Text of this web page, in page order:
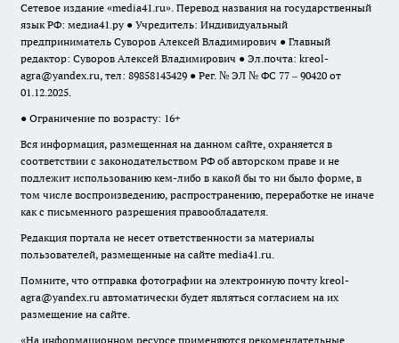
Сетевое издание «media41.ru». Перевод названия на государственный
язык РФ: медиа41.ру ● Учредитель: Индивидуальный
предприниматель Суворов Алексей Владимирович ● Главный
редактор: Суворов Алексей Владимирович ● Эл.почта: kreol-
agra@yandex.ru, тел: 89858143429 ● Рег. № ЭЛ № ФС 77 – 90420 от
01.12.2025.
● Ограничение по возрасту: 16+
Вся информация, размещенная на данном сайте, охраняется в
соответствии с законодательством РФ об авторском праве и не
подлежит использованию кем-либо в какой бы то ни было форме, в
том числе воспроизведению, распространению, переработке не иначе
как с письменного разрешения правообладателя.
Редакция портала не несет ответственности за материалы
пользователей, размещенные на сайте media41.ru.
Помните, что отправка фотографии на электронную почту kreol-
agra@yandex.ru автоматически будет являться согласием на их
размещение на сайте.
«На информационном ресурсе применяются рекомендательные